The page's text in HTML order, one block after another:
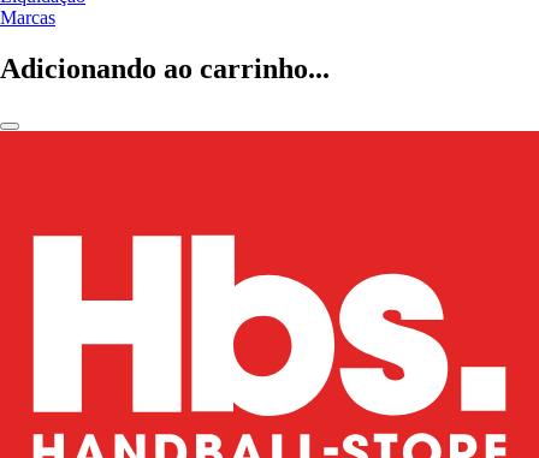
Marcas
Adicionando ao carrinho...